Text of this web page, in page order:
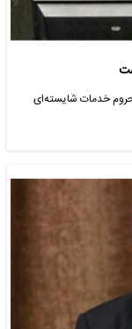
خدمات شایسته‌ای